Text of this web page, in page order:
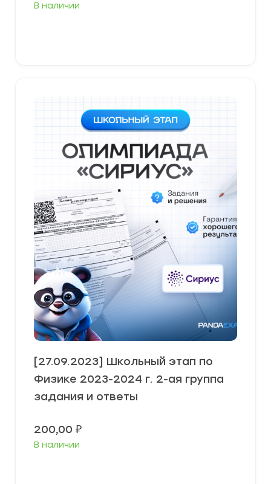
В наличии
[27.09.2023] Школьный этап по
Физике 2023-2024 г. 2-ая группа
задания и ответы
200,00 ₽
В наличии